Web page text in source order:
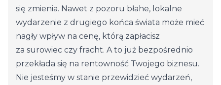
się zmienia. Nawet z pozoru błahe, lokalne
wydarzenie z drugiego końca świata może mieć
nagły wpływ na cenę, którą zapłacisz
za surowiec czy fracht. A to już bezpośrednio
przekłada się na rentowność Twojego biznesu.
Nie jesteśmy w stanie przewidzieć wydarzeń,